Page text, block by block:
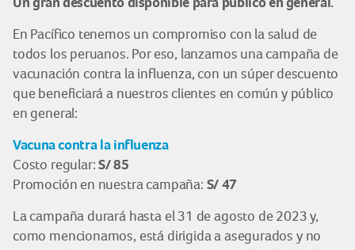
En Pacífico tenemos un compromiso con la salud de
todos los peruanos. Por eso, lanzamos una campaña de
vacunación contra la influenza, con un súper descuento
que beneficiará a nuestros clientes en común y público
en general:
Vacuna contra la influenza
Costo regular:S/ 85
Promoción en nuestra campaña: S/ 47
La campaña durará hasta el 31 de agosto de 2023 y,
como mencionamos, está dirigida a asegurados y no